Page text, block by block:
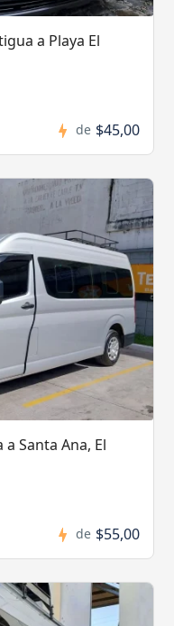
a Playa El
de $45,00
Santa Ana, El
de $55,00